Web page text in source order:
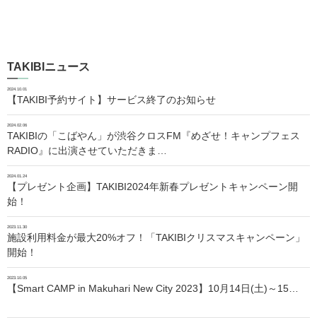
TAKIBIニュース
2024.10.01
【TAKIBI予約サイト】サービス終了のお知らせ
2024.02.06
TAKIBIの「こばやん」が渋谷クロスFM『めざせ！キャンプフェス
RADIO』に出演させていただきま…
2024.01.24
【プレゼント企画】TAKIBI2024年新春プレゼントキャンペーン開
始！
2023.11.30
施設利用料金が最大20%オフ！「TAKIBIクリスマスキャンペーン」
開始！
2023.10.05
【Smart CAMP in Makuhari New City 2023】10月14日(土)～15…